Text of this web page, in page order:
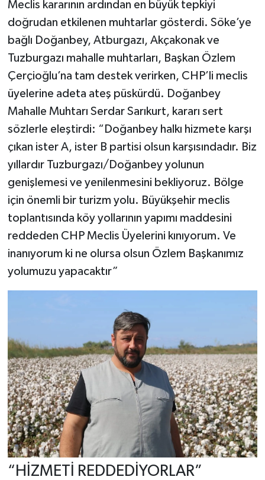
Meclis kararının ardından en büyük tepkiyi
doğrudan etkilenen muhtarlar gösterdi. Söke’ye
bağlı Doğanbey, Atburgazı, Akçakonak ve
Tuzburgazı mahalle muhtarları, Başkan Özlem
Çerçioğlu’na tam destek verirken, CHP’li meclis
üyelerine adeta ateş püskürdü. Doğanbey
Mahalle Muhtarı Serdar Sarıkurt, kararı sert
sözlerle eleştirdi: “Doğanbey halkı hizmete karşı
çıkan ister A, ister B partisi olsun karşısındadır. Biz
yıllardır Tuzburgazı/Doğanbey yolunun
genişlemesi ve yenilenmesini bekliyoruz. Bölge
için önemli bir turizm yolu. Büyükşehir meclis
toplantısında köy yollarının yapımı maddesini
reddeden CHP Meclis Üyelerini kınıyorum. Ve
inanıyorum ki ne olursa olsun Özlem Başkanımız
yolumuzu yapacaktır”
“HİZMETİ REDDEDİYORLAR”